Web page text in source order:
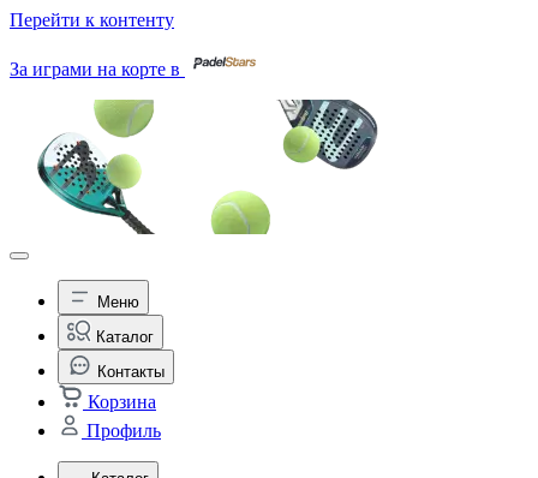
Перейти к контенту
За играми на корте в
Меню
Каталог
Контакты
Корзина
Профиль